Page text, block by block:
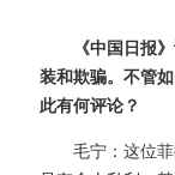
《中国日报
装和欺骗。不管
此有何评论？
毛宁：这位